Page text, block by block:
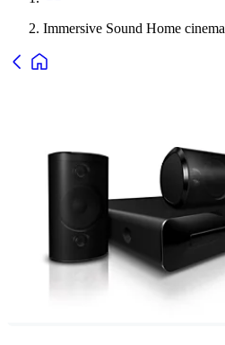
Immersive Sound Home cinema